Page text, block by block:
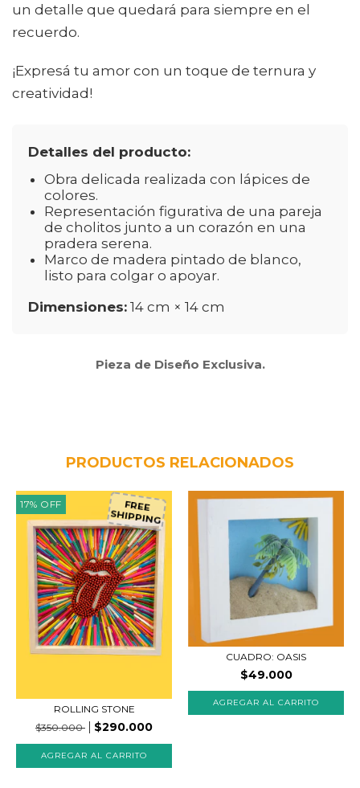
un detalle que quedará para siempre en el
recuerdo.
¡Expresá tu amor con un toque de ternura y
creatividad!
Detalles del producto:
Obra delicada realizada con lápices de
colores.
Representación figurativa de una pareja
de cholitos junto a un corazón en una
pradera serena.
Marco de madera pintado de blanco,
listo para colgar o apoyar.
Dimensiones: 14 cm × 14 cm
Pieza de Diseño Exclusiva.
PRODUCTOS RELACIONADOS
17% OFF FREE
SHIPPING
ROLLING STONE
$350.000
$290.000
CUADRO: OASIS
$49.000